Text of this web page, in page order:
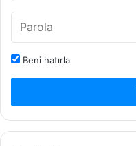
Beni hatırla